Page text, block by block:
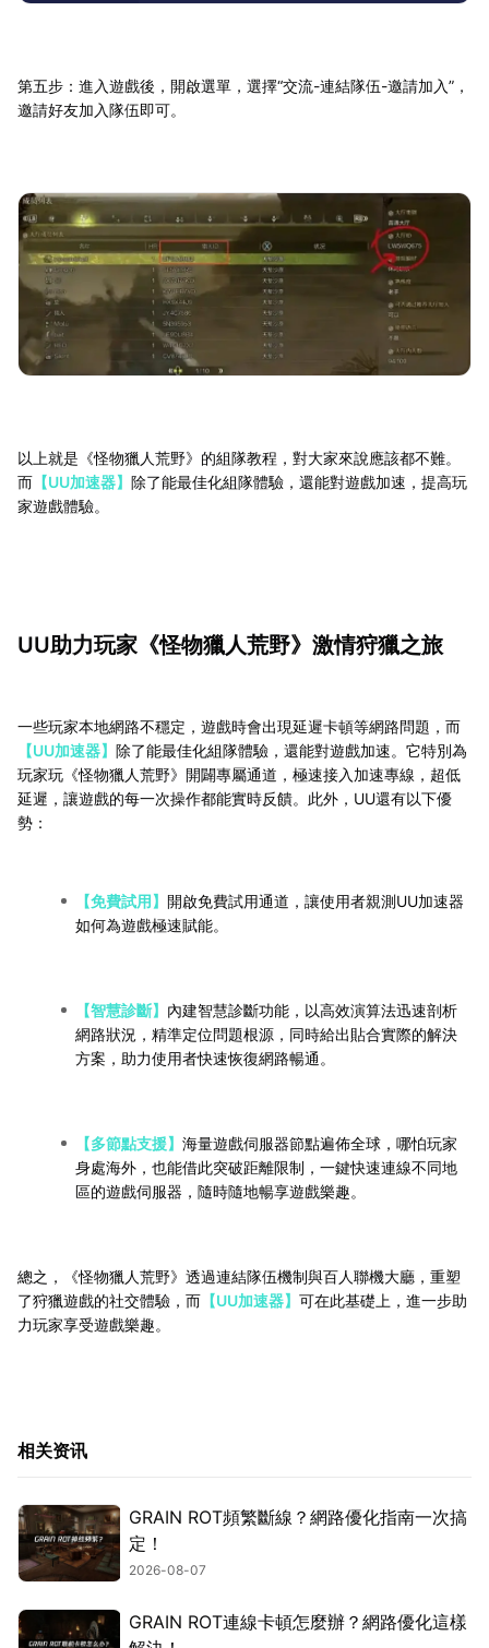
第五步：進入遊戲後，開啟選單，選擇“交流-連結隊伍-邀請加入”，
邀請好友加入隊伍即可。
以上就是《怪物獵人荒野》的組隊教程，對大家來說應該都不難。
而 【UU加速器】 除了能最佳化組隊體驗，還能對遊戲加速，提高玩
家遊戲體驗。
UU助力玩家《怪物獵人荒野》激情狩獵之旅
一些玩家本地網路不穩定，遊戲時會出現延遲卡頓等網路問題，而
【UU加速器】 除了能最佳化組隊體驗，還能對遊戲加速。它特別為
玩家玩《怪物獵人荒野》開闢專屬通道，極速接入加速專線，超低
延遲，讓遊戲的每一次操作都能實時反饋。此外，UU還有以下優
勢：
【免費試用】 開啟免費試用通道，讓使用者親測UU加速器
如何為遊戲極速賦能。
【智慧診斷】 內建智慧診斷功能，以高效演算法迅速剖析
網路狀況，精準定位問題根源，同時給出貼合實際的解決
方案，助力使用者快速恢復網路暢通。
【多節點支援】 海量遊戲伺服器節點遍佈全球，哪怕玩家
身處海外，也能借此突破距離限制，一鍵快速連線不同地
區的遊戲伺服器，隨時隨地暢享遊戲樂趣。
總之，《怪物獵人荒野》透過連結隊伍機制與百人聯機大廳，重塑
了狩獵遊戲的社交體驗，而 【UU加速器】 可在此基礎上，進一步助
力玩家享受遊戲樂趣。
相关资讯
GRAIN ROT頻繁斷線？網路優化指南一次搞
定！
2026-08-07
GRAIN ROT連線卡頓怎麼辦？網路優化這樣